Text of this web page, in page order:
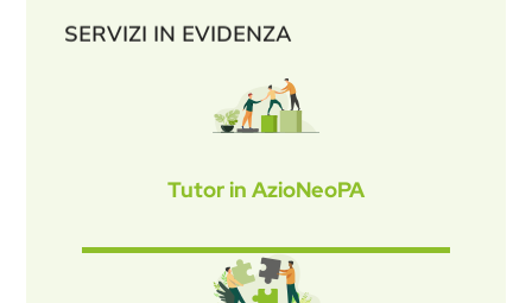
SERVIZI IN EVIDENZA
Tutor in AzioNeoPA